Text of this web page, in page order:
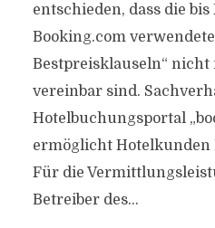
entschieden, dass die
Booking.com
Bestpreisklauseln“
vereinbar sind.
Hotelbuchungsportal
ermöglicht
Für die
Betreiber des...